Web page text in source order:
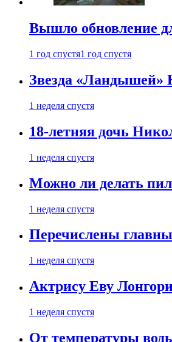
Вышло обновление
1 год спустя1 год спустя
Звезда «Ландышей»
1 неделя спустя
18-летняя дочь
1 неделя спустя
Можно ли делать
1 неделя спустя
Перечислены
1 неделя спустя
Актрису Еву
1 неделя спустя
От температуры